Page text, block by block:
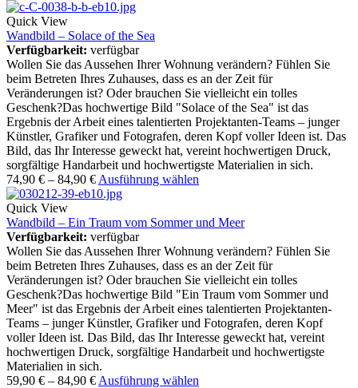
Quick View
Wandbild – Solace of the Sea
Verfügbarkeit: verfügbar
Wollen Sie das Aussehen Ihrer Wohnung verändern? Fühlen Sie
beim Betreten Ihres Zuhauses, dass es an der Zeit für
Veränderungen ist? Oder brauchen Sie vielleicht ein tolles
Geschenk?Das hochwertige Bild "Solace of the Sea" ist das
Ergebnis der Arbeit eines talentierten Projektanten-Teams – junger
Künstler, Grafiker und Fotografen, deren Kopf voller Ideen ist. Das
Bild, das Ihr Interesse geweckt hat, vereint hochwertigen Druck,
sorgfältige Handarbeit und hochwertigste Materialien in sich.
74,90 € – 84,90 € Ausführung wählen
Quick View
Wandbild – Ein Traum vom Sommer und Meer
Verfügbarkeit: verfügbar
Wollen Sie das Aussehen Ihrer Wohnung verändern? Fühlen Sie
beim Betreten Ihres Zuhauses, dass es an der Zeit für
Veränderungen ist? Oder brauchen Sie vielleicht ein tolles
Geschenk?Das hochwertige Bild "Ein Traum vom Sommer und
Meer" ist das Ergebnis der Arbeit eines talentierten Projektanten-
Teams – junger Künstler, Grafiker und Fotografen, deren Kopf
voller Ideen ist. Das Bild, das Ihr Interesse geweckt hat, vereint
hochwertigen Druck, sorgfältige Handarbeit und hochwertigste
Materialien in sich.
59,90 € – 84,90 € Ausführung wählen